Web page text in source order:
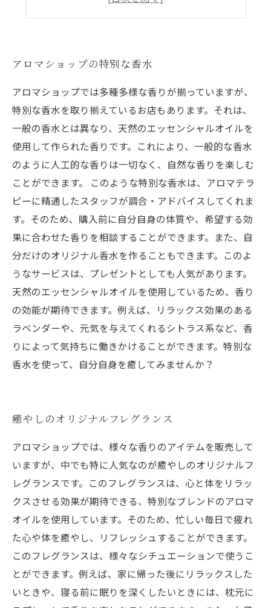
アロマショップの特別な香水
アロマショップでは多種多様な香りが揃っていますが、
特別な香水を取り揃えているお店もあります。それは、
一般の香水とは異なり、天然のエッセンシャルオイルを
使用して作られた香りです。これにより、一般的な香水
のように人工的な香りは一切なく、自然な香りを楽しむ
ことができます。 このような特別な香水は、アロマテラ
ピーに精通したスタッフが調合・アドバイスしてくれま
す。そのため、購入前に自分自身の体質や、希望する効
果に合わせた香りを相談することができます。また、自
分だけのオリジナル香水を作ることもできます。このよ
うなサービスは、プレゼントとしても人気があります。
天然のエッセンシャルオイルを使用しているため、香り
の効能が期待できます。例えば、リラックス効果のある
ラベンダーや、元気を与えてくれるシトラス系など、香
りによって気持ちに働きかけることができます。特別な
香水を使って、自分自身を癒してみませんか？
癒やしのオリジナルフレグランス
アロマショップでは、様々な香りのアイテムを販売して
いますが、中でも特に人気なのが癒やしのオリジナルフ
レグランスです。このフレグランスは、心と体をリラッ
クスさせる効果が期待できる、特別なブレンドのアロマ
オイルを使用しています。そのため、忙しい毎日で疲れ
た心や体を癒やし、リフレッシュすることができます。
このフレグランスは、様々なシチュエーションで使うこ
とができます。例えば、家に帰った後にリラックスした
いときや、寝る前に眠りを深くしたいときには、枕元に